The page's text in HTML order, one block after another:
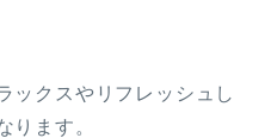
ックスやリフレッシュし
ります。